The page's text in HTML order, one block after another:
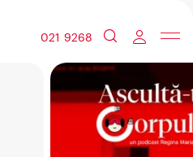
021 9268